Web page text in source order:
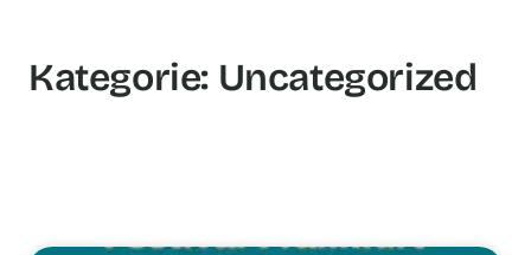
Kategorie: Uncategorized